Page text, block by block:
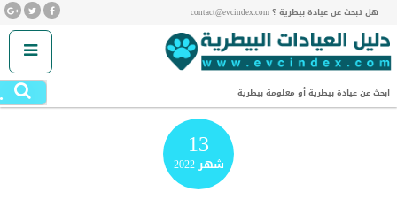
هل تبحث عن عيادة بيطرية ؟ contact@evcindex.com
ابحث عن عيادة بيطرية أو معلومة بيطرية
13
شهر2022